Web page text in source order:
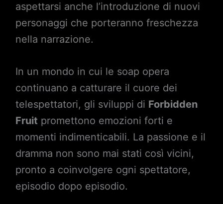
aspettarsi anche l’introduzione di nuovi
personaggi che porteranno freschezza
nella narrazione.
In un mondo in cui le soap opera
continuano a catturare il cuore dei
telespettatori, gli sviluppi di Forbidden
Fruit promettono emozioni forti e
momenti indimenticabili. La passione e il
dramma non sono mai stati così vicini,
pronto a coinvolgere ogni spettatore,
episodio dopo episodio.